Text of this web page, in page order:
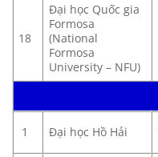
18
Đại học Quốc gia
Formosa
(National
Formosa
University – NFU)
1 Đại học Hồ Hải